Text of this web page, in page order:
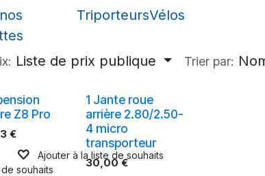
TriporteursVélos
Liste de prix publique Trier par:
souhaits
Z8 Pro
€
Ajouter à la liste de souhaits
1 Jante roue
arrière 2.80/2.50-
4 micro
transporteur
30,00€